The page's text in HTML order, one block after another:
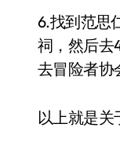
6.找到范思
祠，然后去
去冒险者协
以上就是关